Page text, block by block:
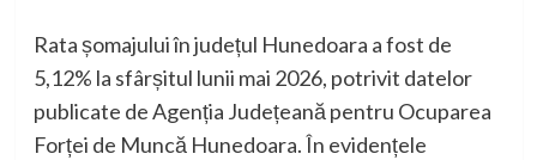
Rata șomajului în județul Hunedoara a fost de
5,12% la sfârșitul lunii mai 2026, potrivit datelor
publicate de Agenția Județeană pentru Ocuparea
Forței de Muncă Hunedoara. În evidențele